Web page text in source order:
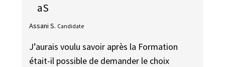
aS
Assani S. Candidate
J’aurais voulu savoir après la Formation
était-il possible de demander le choix